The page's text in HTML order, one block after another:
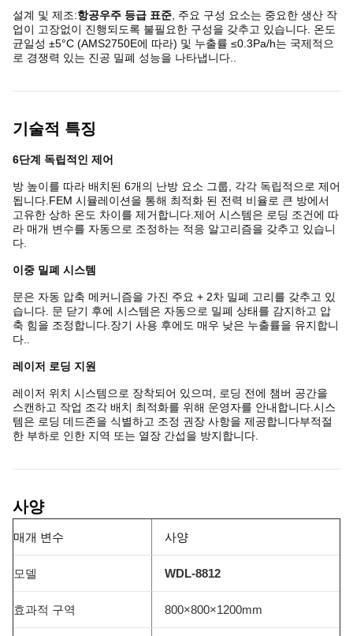
설계 및 제조:항공우주 등급 표준 , 주요 구성 요소는 중요한 생산 작
업이 고장없이 진행되도록 불필요한 구성을 갖추고 있습니다. 온도
균일성 ±5°C (AMS2750E에 따라) 및 누출률 ≤0.3Pa/h는 국제적으
로 경쟁력 있는 진공 밀폐 성능을 나타냅니다..
기술적 특징
6단계 독립적인 제어
방 높이를 따라 배치된 6개의 난방 요소 그룹, 각각 독립적으로 제어
됩니다.FEM 시뮬레이션을 통해 최적화 된 전력 비율로 큰 방에서
고유한 상하 온도 차이를 제거합니다.제어 시스템은 로딩 조건에 따
라 매개 변수를 자동으로 조정하는 적응 알고리즘을 갖추고 있습니
다.
이중 밀폐 시스템
문은 자동 압축 메커니즘을 가진 주요 + 2차 밀폐 고리를 갖추고 있
습니다. 문 닫기 후에 시스템은 자동으로 밀폐 상태를 감지하고 압
축 힘을 조정합니다.장기 사용 후에도 매우 낮은 누출률을 유지합니
다..
레이저 로딩 지원
레이저 위치 시스템으로 장착되어 있으며, 로딩 전에 챔버 공간을
스캔하고 작업 조각 배치 최적화를 위해 운영자를 안내합니다.시스
템은 로딩 데드존을 식별하고 조정 권장 사항을 제공합니다부적절
한 부하로 인한 지역 또는 열장 간섭을 방지합니다.
사양
매개 변수 사양
모델 WDL-8812
효과적 구역 800×800×1200mm